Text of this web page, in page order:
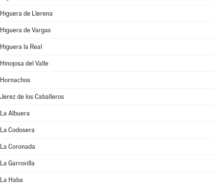
Higuera de Llerena
Higuera de Vargas
Higuera la Real
Hinojosa del Valle
Hornachos
Jerez de los Caballeros
La Albuera
La Codosera
La Coronada
La Garrovilla
La Haba